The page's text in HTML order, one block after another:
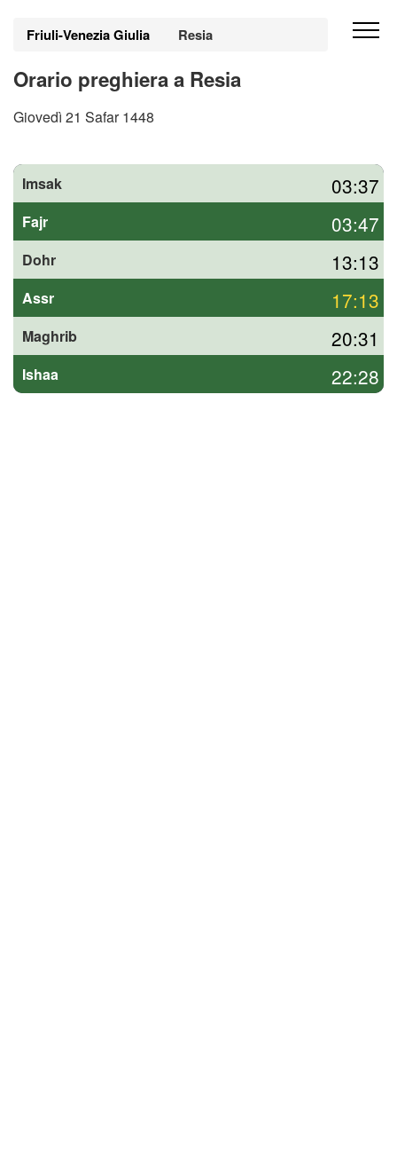
Friuli-Venezia Giulia Resia
Orario preghiera a Resia
Giovedì 21 Safar 1448
Imsak 03:37
Fajr 03:47
Dohr 13:13
Assr 17:13
Maghrib 20:31
Ishaa 22:28